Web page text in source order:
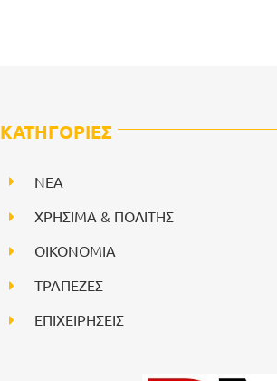
ΚΑΤΗΓΟΡΙΕΣ
NEA
ΧΡΗΣΙΜΑ & ΠΟΛΙΤΗΣ
ΟΙΚΟΝΟΜΙΑ
ΤΡΑΠΕΖΕΣ
ΕΠΙΧΕΙΡΗΣΕΙΣ